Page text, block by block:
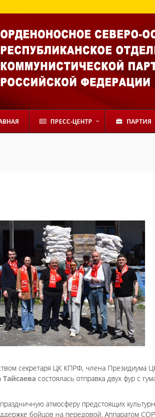
ПРЕСС-ЦЕНТР ПАРТИЯ
секретаря ЦК КПРФ, члена
состоялась отправка двух фур с
атмосферу предстоящих
бойцов на передовой. Аппаратом